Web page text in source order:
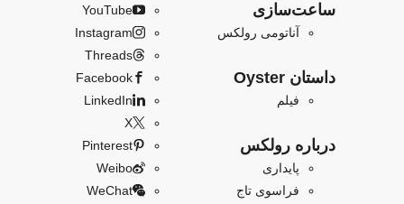
ساعت‌سازی
آناتومی رولکس
داستان Oyster
فیلم
درباره رولکس
پایداری
فراسوی تاج
YouTube
Instagram
Threads
Facebook
LinkedIn
X
Pinterest
Weibo
WeChat